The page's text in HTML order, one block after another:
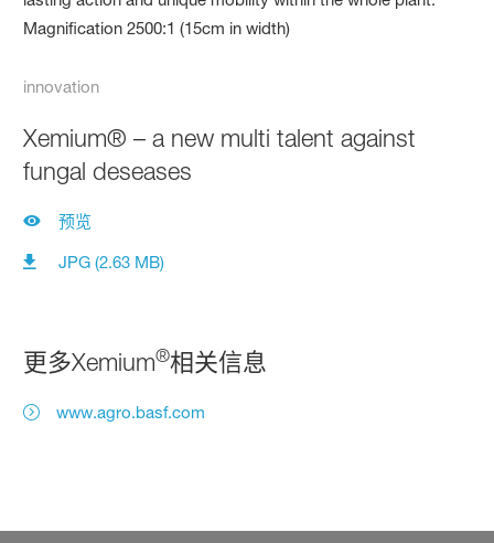
innovation
Xemium® – a new multi talent against
fungal deseases
预览
JPG (2.63 MB)
更多Xemium®相关信息
www.agro.basf.com